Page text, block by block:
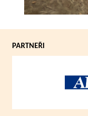
PARTNEŘI